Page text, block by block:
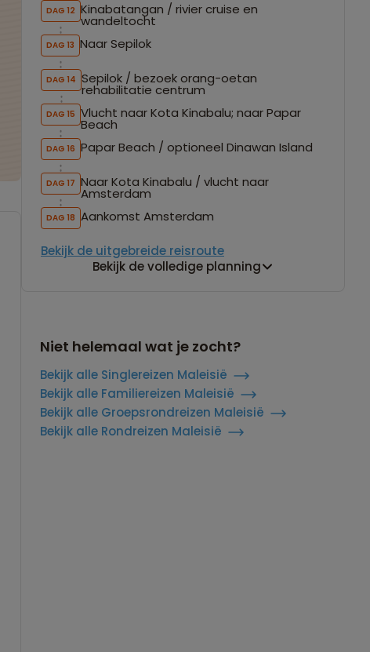
DAG 12 Kinabatangan / rivier cruise en
wandeltocht
DAG 13 Naar Sepilok
DAG 14 Sepilok / bezoek orang-oetan
rehabilitatie centrum
DAG 15 Vlucht naar Kota Kinabalu; naar Papar
Beach
DAG 16 Papar Beach / optioneel Dinawan Island
DAG 17 Naar Kota Kinabalu / vlucht naar
Amsterdam
DAG 18 Aankomst Amsterdam
Bekijk de uitgebreide reisroute
Bekijk de volledige planning
Niet helemaal wat je zocht?
Bekijk alle Singlereizen Maleisië
Bekijk alle Familiereizen Maleisië
Bekijk alle Groepsrondreizen Maleisië
Bekijk alle Rondreizen Maleisië